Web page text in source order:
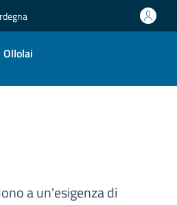
Ollolai
a un'esigenza di